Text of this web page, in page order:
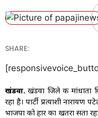
SHARE:
खंडवा. खंडवा जिले की मांधाता
रहा है। पार्टी प्रत्याशी
भाजपा को हार का खतरा सता